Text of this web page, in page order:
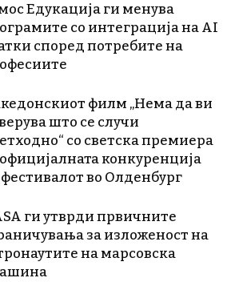
Едукација ги менува
со интеграција на AI
според потребите на
филм „Нема да ви
што се случи
со светска премиера
конкуренција
во Олденбург
ги утврди првичните
за изложеност на
на марсовска